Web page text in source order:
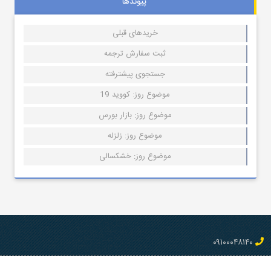
خریدهای قبلی
ثبت سفارش ترجمه
جستجوی پیشترفته
موضوع روز: کووید 19
موضوع روز: بازار بورس
موضوع روز: زلزله
موضوع روز: خشکسالی